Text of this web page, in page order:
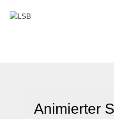
Animierter